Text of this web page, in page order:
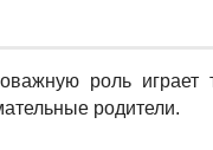
роль играет
родители.